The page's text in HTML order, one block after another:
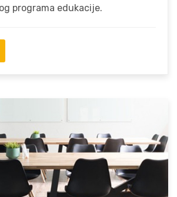
programa edukacije.